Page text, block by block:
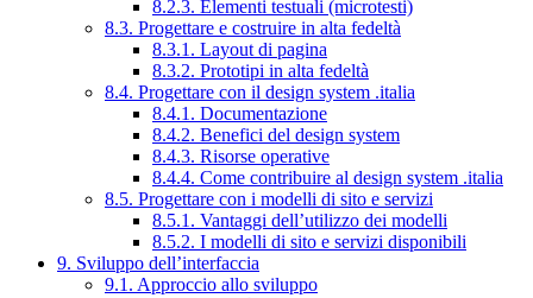
8.2.3. Elementi testuali (microtesti)
8.3. Progettare e costruire in alta fedeltà
8.3.1. Layout di pagina
8.3.2. Prototipi in alta fedeltà
8.4. Progettare con il design system .italia
8.4.1. Documentazione
8.4.2. Benefici del design system
8.4.3. Risorse operative
8.4.4. Come contribuire al design system .italia
8.5. Progettare con i modelli di sito e servizi
8.5.1. Vantaggi dell’utilizzo dei modelli
8.5.2. I modelli di sito e servizi disponibili
9. Sviluppo dell’interfaccia
9.1. Approccio allo sviluppo